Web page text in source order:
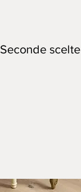
Seconde scelte